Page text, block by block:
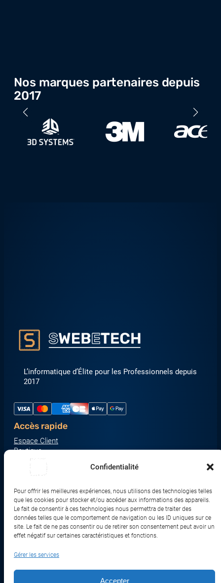
Confidentialité
Pour offrir les meilleures expériences, nous utilisons des technologies telles
que les cookies pour stocker et/ou accéder aux informations des appareils.
Le fait de consentir à ces technologies nous permettra de traiter des
données telles que le comportement de navigation ou les ID uniques sur ce
site. Le fait de ne pas consentir ou de retirer son consentement peut avoir un
effet négatif sur certaines caractéristiques et fonctions.
Gérer les services
Accepter
Nos marques partenaires depuis
2017
L’informatique d’Élite pour les Professionnels depuis
2017
Accès rapide
Espace Client
Boutique
À propos
Nous contacter
Écrans & Moniteurs
Serveurs & Stockage
Impression & Consommables
Ordinateurs & Tablettes
Réseau & IoT